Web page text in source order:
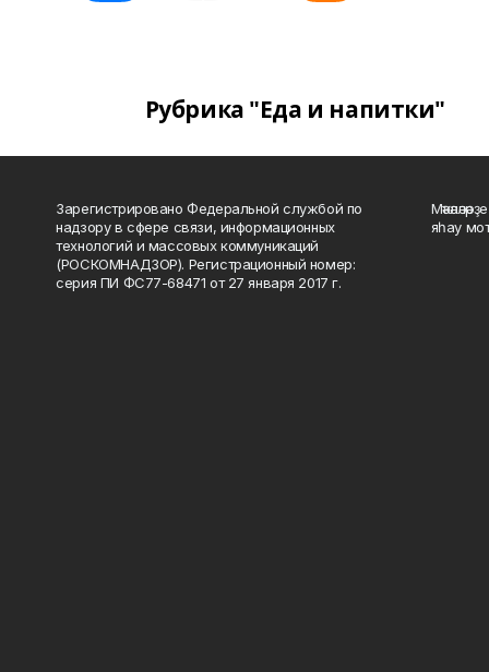
Рубрика "Еда и напитки"
Зарегистрировано Федеральной службой по
надзору в сфере связи, информационных
технологий и массовых коммуникаций
(РОСКОМНАДЗОР). Регистрационный номер:
серия ПИ ФС77-68471 от 27 января 2017 г.
яһау